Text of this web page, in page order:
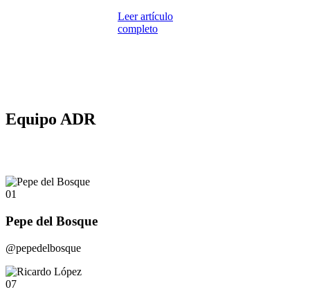
Leer artículo
completo
Equipo ADR
01
Pepe del Bosque
@pepedelbosque
07